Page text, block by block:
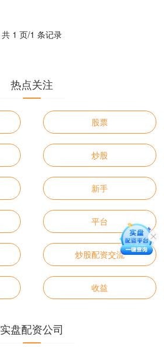
共 1 页/1 条记录
热点关注
股票
炒股
新手
平台
炒股配资交流
收益
实盘配资公司